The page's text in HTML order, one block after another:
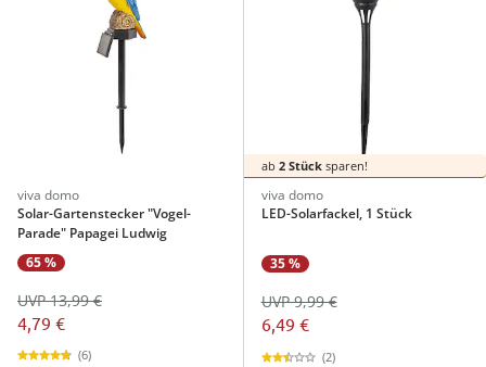
viva domo
Solar-Gartenstecker "Vogel-
Parade" Papagei Ludwig
65 %
4,79 €
UVP 13,99 €
(6)
ab 2 Stücksparen!
viva domo
LED-Solarfackel, 1 Stück
35 %
6,49 €
UVP 9,99 €
(2)